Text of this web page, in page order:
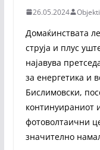
26.05.2024
Домаќинствата
струја и плус
најавува
за енергетика и
Бислимовски,
континуираниот
фотоволтаични
значително